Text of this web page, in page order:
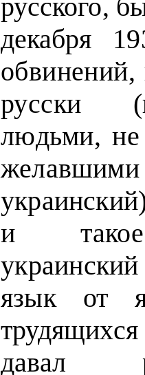
русского,
декабря
русски
людьми,
и
язык от
давал